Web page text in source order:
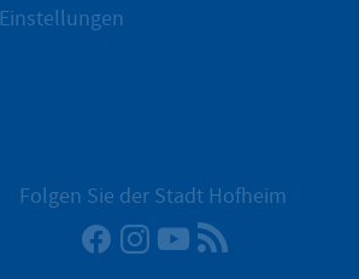
Folgen Sie der Stadt Hofheim
Facebook
Instagram
YouTube